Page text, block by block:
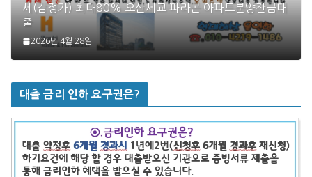
세(감정가) 최대80% 오산세교 파라곤 아파트분양잔금대
출
2026년 4월 28일
대출 금리 인하 요구권은?